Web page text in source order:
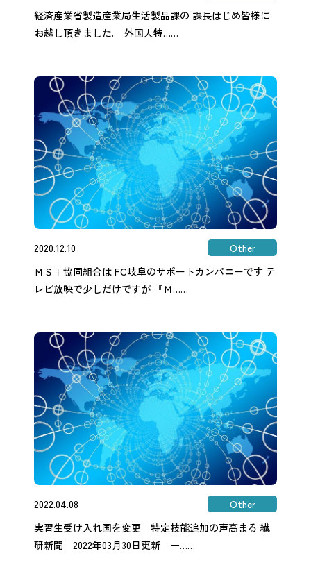
経済産業省製造産業局生活製品課の 課長はじめ皆様に
お越し頂きました。 外国人特……
2020.12.10
Other
ＭＳＩ協同組合は FC岐阜のサポートカンパニーです テ
レビ放映で少しだけですが 『Ｍ……
2022.04.08
Other
実習生受け入れ国を変更 特定技能追加の声高まる 繊
研新聞 2022年03月30日更新 一……